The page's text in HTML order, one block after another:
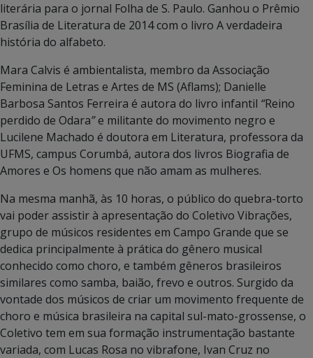
literária para o jornal Folha de S. Paulo. Ganhou o Prêmio
Brasília de Literatura de 2014 com o livro A verdadeira
história do alfabeto.
Mara Calvis é ambientalista, membro da Associação
Feminina de Letras e Artes de MS (Aflams); Danielle
Barbosa Santos Ferreira é autora do livro infantil “Reino
perdido de Odara”e militante do movimento negro e
Lucilene Machado é doutora em Literatura, professora da
UFMS, campus Corumbá, autora dos livros Biografia de
Amores e Os homens que não amam as mulheres.
Na mesma manhã, às 10 horas, o público do quebra-torto
vai poder assistir à apresentação do Coletivo Vibrações,
grupo de músicos residentes em Campo Grande que se
dedica principalmente à prática do gênero musical
conhecido como choro, e também gêneros brasileiros
similares como samba, baião, frevo e outros. Surgido da
vontade dos músicos de criar um movimento frequente de
choro e música brasileira na capital sul-mato-grossense, o
Coletivo tem em sua formação instrumentação bastante
variada, com Lucas Rosa no vibrafone, Ivan Cruz no